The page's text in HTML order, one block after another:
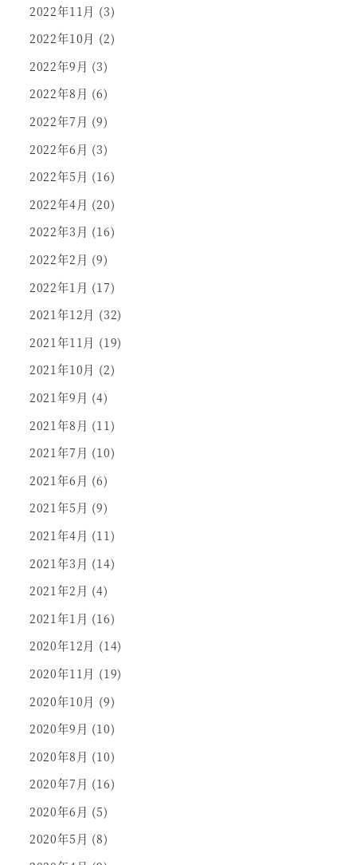
2022年11月 (3)
2022年10月 (2)
2022年9月 (3)
2022年8月 (6)
2022年7月 (9)
2022年6月 (3)
2022年5月 (16)
2022年4月 (20)
2022年3月 (16)
2022年2月 (9)
2022年1月 (17)
2021年12月 (32)
2021年11月 (19)
2021年10月 (2)
2021年9月 (4)
2021年8月 (11)
2021年7月 (10)
2021年6月 (6)
2021年5月 (9)
2021年4月 (11)
2021年3月 (14)
2021年2月 (4)
2021年1月 (16)
2020年12月 (14)
2020年11月 (19)
2020年10月 (9)
2020年9月 (10)
2020年8月 (10)
2020年7月 (16)
2020年6月 (5)
2020年5月 (8)